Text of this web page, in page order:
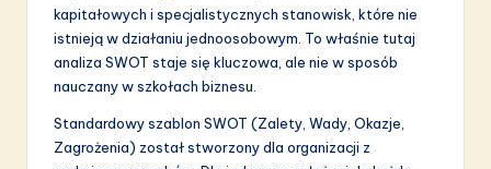
in
A
kapitałowych i specjalistycznych stanowisk, które nie
istnieją w działaniu jednoosobowym. To właśnie tutaj
analiza SWOT staje się kluczowa, ale nie w sposób
nauczany w szkołach biznesu.
Standardowy szablon SWOT (Zalety, Wady, Okazje,
Zagrożenia) został stworzony dla organizacji z